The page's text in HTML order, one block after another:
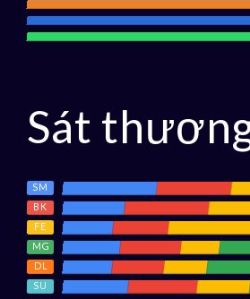
Tầm
đánh
thủ
Hỗ
Sát
SM
BK
FE
MG
DL
SU